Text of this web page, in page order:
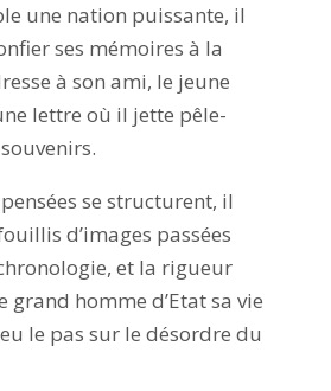
une nation puissante, il
ses mémoires à la
à son ami, le jeune
lettre où il jette pêle-
se structurent, il
d’images passées
et la rigueur
grand homme d’Etat sa vie
le pas sur le désordre du